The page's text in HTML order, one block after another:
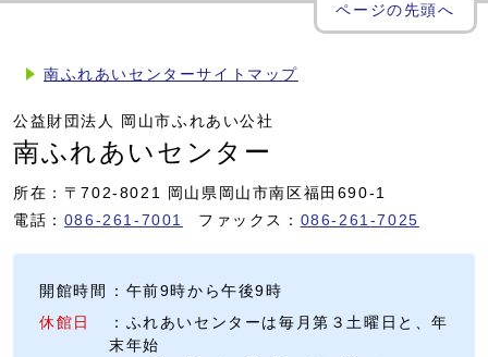
ページの先頭へ
南ふれあいセンターサイトマップ
公益財団法人 岡山市ふれあい公社
南ふれあいセンター
所在：〒702-8021 岡山県岡山市南区福田690-1
電話： 086-261-7001 ファックス： 086-261-7025
開館時間
：午前9時から午後9時
休館日
：ふれあいセンターは毎月第３土曜日と、年
末年始